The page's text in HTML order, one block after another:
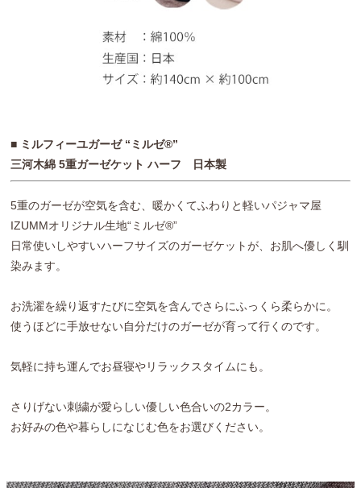
■ ミルフィーユガーゼ “ミルゼ®”
三河木綿 5重ガーゼケット ハーフ 日本製
5重のガーゼが空気を含む、暖かくてふわりと軽いパジャマ屋
IZUMMオリジナル生地“ミルゼ®”
日常使いしやすいハーフサイズのガーゼケットが、お肌へ優しく馴
染みます。
お洗濯を繰り返すたびに空気を含んでさらにふっくら柔らかに。
使うほどに手放せない自分だけのガーゼが育って行くのです。
気軽に持ち運んでお昼寝やリラックスタイムにも。
さりげない刺繍が愛らしい優しい色合いの2カラー。
お好みの色や暮らしになじむ色をお選びください。